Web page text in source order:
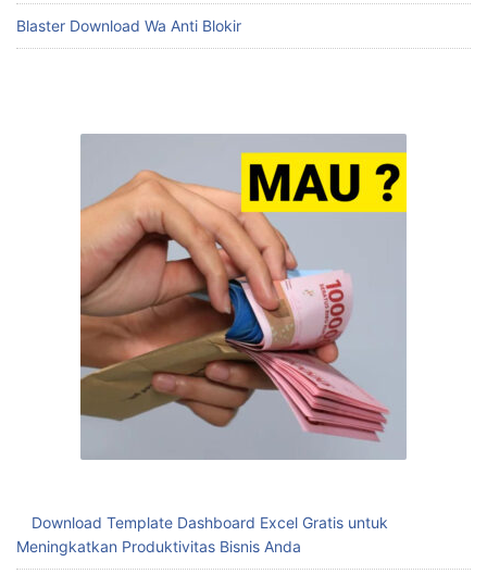
Blaster Download Wa Anti Blokir
Download Template Dashboard Excel Gratis untuk
Meningkatkan Produktivitas Bisnis Anda